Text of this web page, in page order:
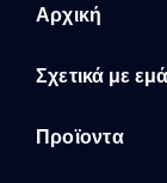
Αρχική
Σχετικά με
Προϊοντα